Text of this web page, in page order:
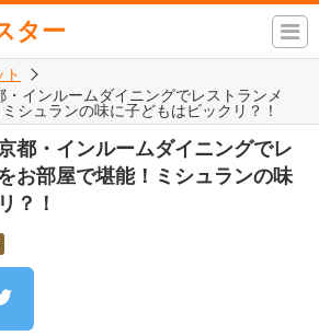
ター
・インルームダイニングでレストランメ
シュランの味に子どもはビックリ？！
都・インルームダイニングでレ
お部屋で堪能！ミシュランの味
？！